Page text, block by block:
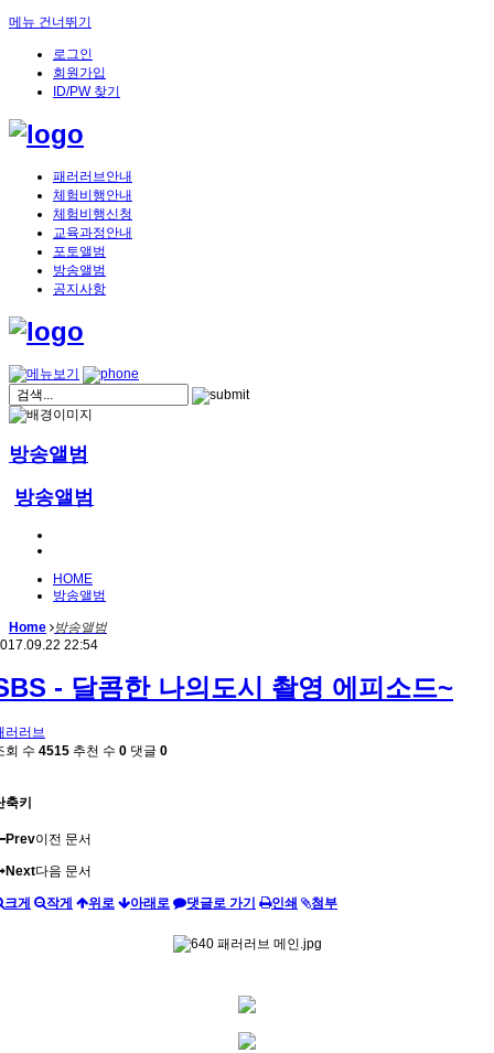
메뉴 건너뛰기
로그인
회원가입
ID/PW 찾기
패러러브안내
체험비행안내
체험비행신청
교육과정안내
포토앨범
방송앨범
공지사항
방송앨범
방송앨범
HOME
방송앨범
Home
방송앨범
22:54
- 달콤한 나의도시 촬영 에피소드~
러러브
회 수 4515 추천 수 0 댓글 0
축키
Prev이전 문서
Next다음 문서
크게 작게 위로 아래로 댓글로 가기 인쇄 첨부